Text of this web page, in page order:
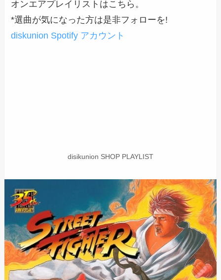
オンエアプレイリストはこちら。
*選曲が気になった方は是非フォローを!
diskunion Spotify アカウント
disikunion SHOP PLAYLIST